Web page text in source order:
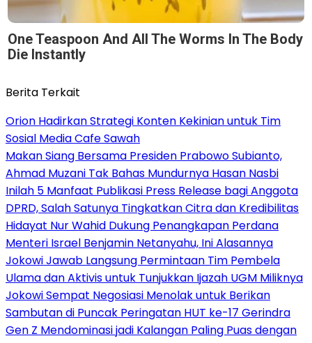
One Teaspoon And All The Worms In The Body
Die Instantly
Berita Terkait
Orion Hadirkan Strategi Konten Kekinian untuk Tim
Sosial Media Cafe Sawah
Makan Siang Bersama Presiden Prabowo Subianto,
Ahmad Muzani Tak Bahas Mundurnya Hasan Nasbi
Inilah 5 Manfaat Publikasi Press Release bagi Anggota
DPRD, Salah Satunya Tingkatkan Citra dan Kredibilitas
Hidayat Nur Wahid Dukung Penangkapan Perdana
Menteri Israel Benjamin Netanyahu, Ini Alasannya
Jokowi Jawab Langsung Permintaan Tim Pembela
Ulama dan Aktivis untuk Tunjukkan Ijazah UGM Miliknya
Jokowi Sempat Negosiasi Menolak untuk Berikan
Sambutan di Puncak Peringatan HUT ke-17 Gerindra
Gen Z Mendominasi jadi Kalangan Paling Puas dengan